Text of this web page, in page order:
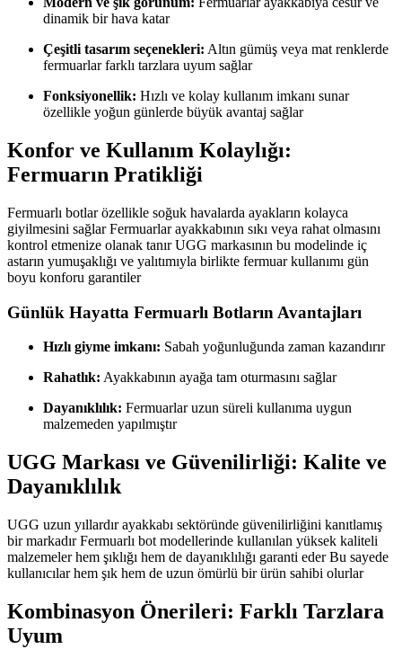
dinamik bir hava katar
Çeşitli tasarım seçenekleri: Altın gümüş veya mat renklerde
fermuarlar farklı tarzlara uyum sağlar
Fonksiyonellik: Hızlı ve kolay kullanım imkanı sunar
özellikle yoğun günlerde büyük avantaj sağlar
Konfor ve Kullanım Kolaylığı:
Fermuarın Pratikliği
Fermuarlı botlar özellikle soğuk havalarda ayakların kolayca
giyilmesini sağlar Fermuarlar ayakkabının sıkı veya rahat olmasını
kontrol etmenize olanak tanır UGG markasının bu modelinde iç
astarın yumuşaklığı ve yalıtımıyla birlikte fermuar kullanımı gün
boyu konforu garantiler
Günlük Hayatta Fermuarlı Botların Avantajları
Hızlı giyme imkanı: Sabah yoğunluğunda zaman kazandırır
Rahatlık: Ayakkabının ayağa tam oturmasını sağlar
Dayanıklılık: Fermuarlar uzun süreli kullanıma uygun
malzemeden yapılmıştır
UGG Markası ve Güvenilirliği: Kalite ve
Dayanıklılık
UGG uzun yıllardır ayakkabı sektöründe güvenilirliğini kanıtlamış
bir markadır Fermuarlı bot modellerinde kullanılan yüksek kaliteli
malzemeler hem şıklığı hem de dayanıklılığı garanti eder Bu sayede
kullanıcılar hem şık hem de uzun ömürlü bir ürün sahibi olurlar
Kombinasyon Önerileri: Farklı Tarzlara
Uyum